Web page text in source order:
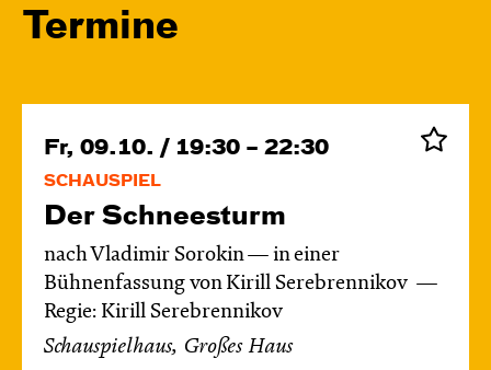
Termine
Fr, 09.10. / 19:30 – 22:30
SCHAUSPIEL
Der Schnee­sturm
nach Vladimir Sorokin — in einer
Bühnenfassung von Kirill Serebrennikov
Regie: Kirill Serebrennikov
Schauspielhaus, Großes Haus